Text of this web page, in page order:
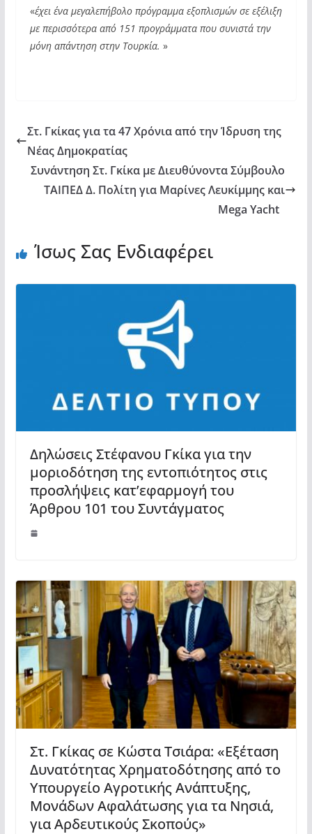
«έχει ένα μεγαλεπήβολο πρόγραμμα εξοπλισμών σε εξέλιξη
με περισσότερα από 151 προγράμματα που συνιστά την
μόνη απάντηση στην Τουρκία. »
Στ. Γκίκας για τα 47 Χρόνια από την Ίδρυση της
Νέας Δημοκρατίας
Συνάντηση Στ. Γκίκα με Διευθύνοντα Σύμβουλο
ΤΑΙΠΕΔ Δ. Πολίτη για Μαρίνες Λευκίμμης και
Mega Yacht
Ίσως Σας Ενδιαφέρει
Δηλώσεις Στέφανου Γκίκα για την
μοριοδότηση της εντοπιότητος στις
προσλήψεις κατ’εφαρμογή του
Άρθρου 101 του Συντάγματος
Στ. Γκίκας σε Κώστα Τσιάρα: «Εξέταση
Δυνατότητας Χρηματοδότησης από το
Υπουργείο Αγροτικής Ανάπτυξης,
Μονάδων Αφαλάτωσης για τα Νησιά,
για Αρδευτικούς Σκοπούς»